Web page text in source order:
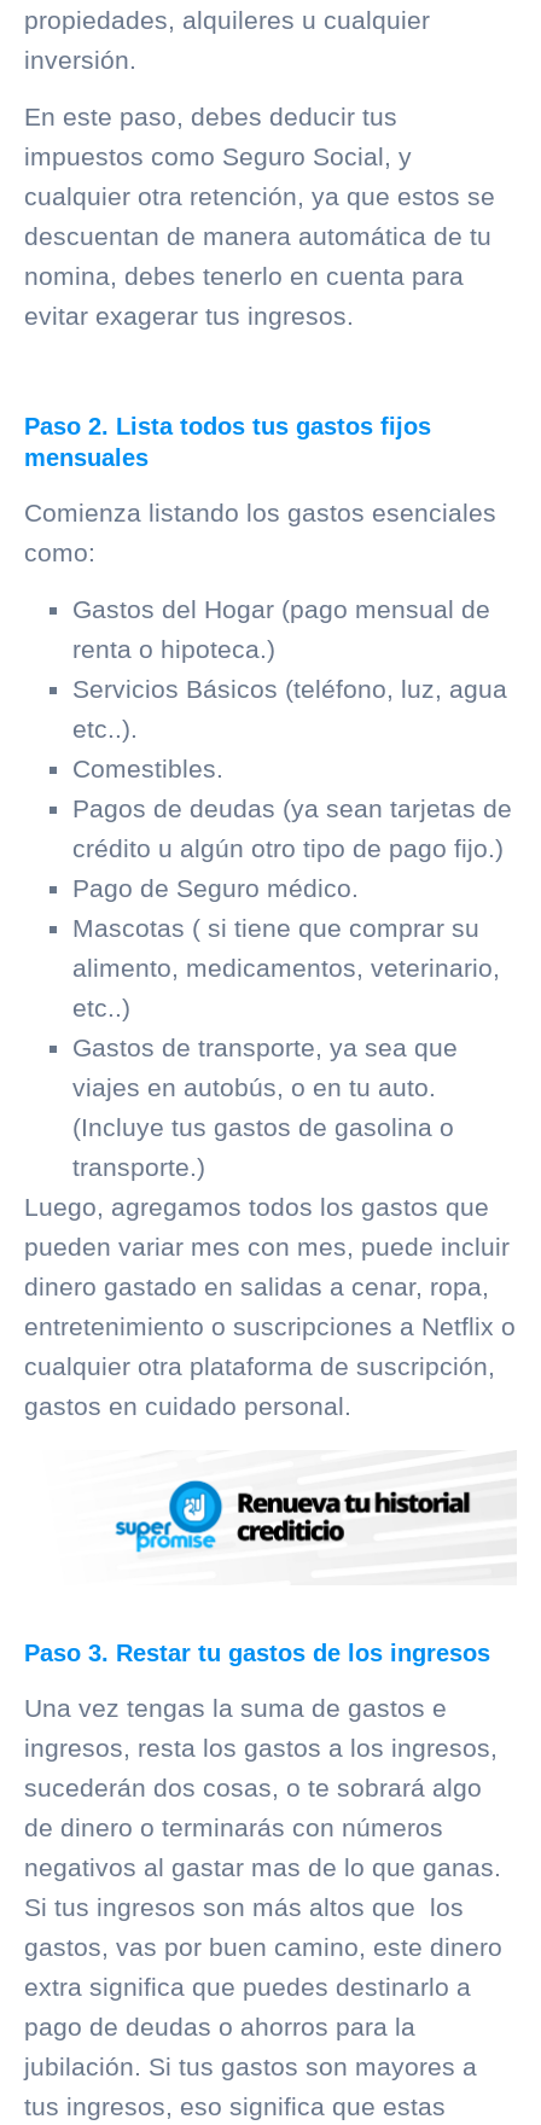
propiedades, alquileres u cualquier
inversión.
En este paso, debes deducir tus
impuestos como Seguro Social, y
cualquier otra retención, ya que estos se
descuentan de manera automática de tu
nomina, debes tenerlo en cuenta para
evitar exagerar tus ingresos.
Paso 2. Lista todos tus gastos fijos
mensuales
Comienza listando los gastos esenciales
como:
Gastos del Hogar (pago mensual de
renta o hipoteca.)
Servicios Básicos (teléfono, luz, agua
etc..).
Comestibles.
Pagos de deudas (ya sean tarjetas de
crédito u algún otro tipo de pago fijo.)
Pago de Seguro médico.
Mascotas ( si tiene que comprar su
alimento, medicamentos, veterinario,
etc..)
Gastos de transporte, ya sea que
viajes en autobús, o en tu auto.
(Incluye tus gastos de gasolina o
transporte.)
Luego, agregamos todos los gastos que
pueden variar mes con mes, puede incluir
dinero gastado en salidas a cenar, ropa,
entretenimiento o suscripciones a Netflix o
cualquier otra plataforma de suscripción,
gastos en cuidado personal.
Paso 3. Restar tu gastos de los ingresos
Una vez tengas la suma de gastos e
ingresos, resta los gastos a los ingresos,
sucederán dos cosas, o te sobrará algo
de dinero o terminarás con números
negativos al gastar mas de lo que ganas.
Si tus ingresos son más altos que los
gastos, vas por buen camino, este dinero
extra significa que puedes destinarlo a
pago de deudas o ahorros para la
jubilación. Si tus gastos son mayores a
tus ingresos, eso significa que estas